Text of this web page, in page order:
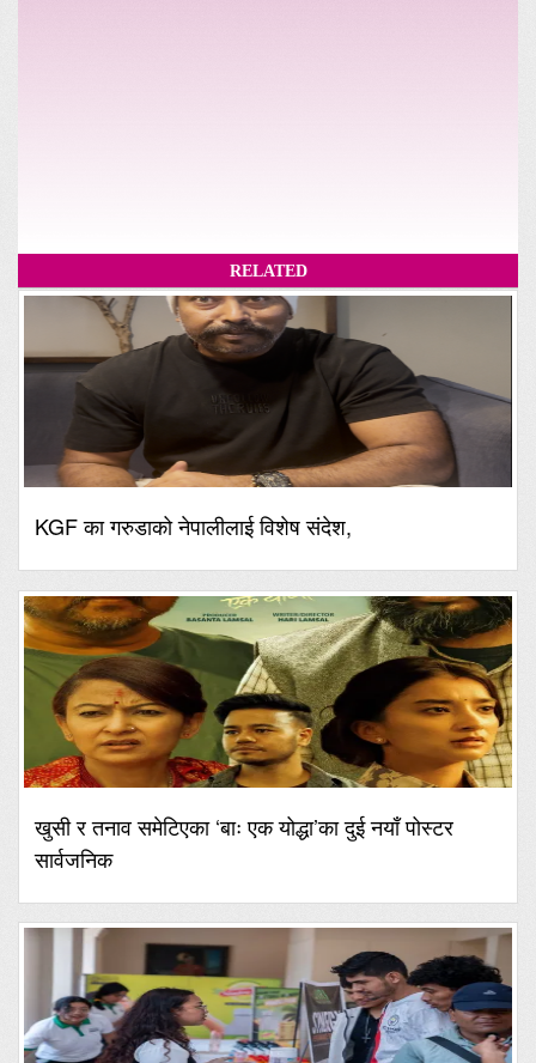
RELATED
KGF का गरुडाको नेपालीलाई विशेष संदेश,
खुसी र तनाव समेटिएका ‘बाः एक योद्धा’का दुई नयाँ पोस्टर
सार्वजनिक